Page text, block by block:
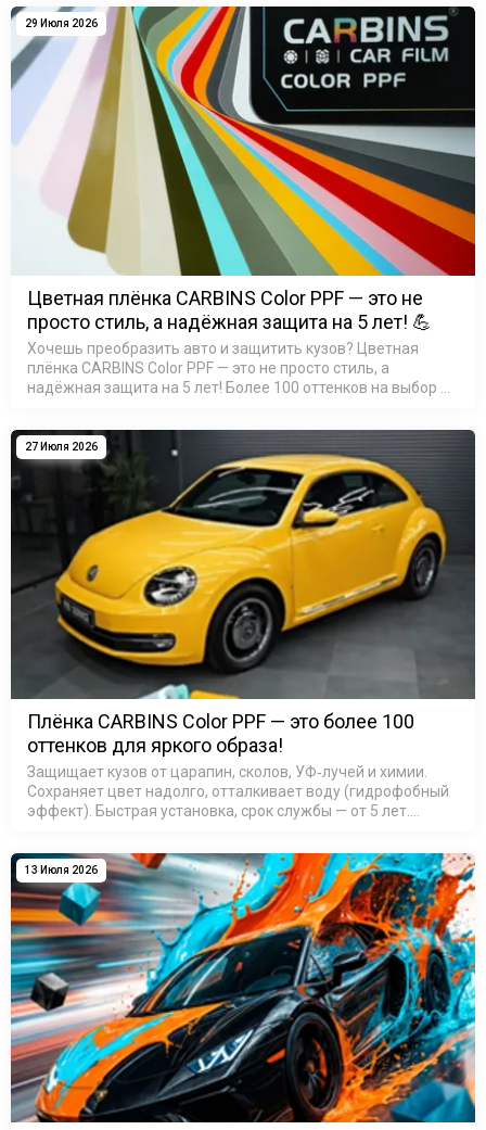
29 Июля 2026
Цветная плёнка CARBINS Color PPF — это не
просто стиль, а надёжная защита на 5 лет! 💪
Хочешь преобразить авто и защитить кузов? Цветная
плёнка CARBINS Color PPF — это не просто стиль, а
надёжная защита на 5 лет! Более 100 оттенков на выбор —
27 Июля 2026
Плёнка CARBINS Color PPF — это более 100
оттенков для яркого образа!
Защищает кузов от царапин, сколов, УФ‑лучей и химии.
Сохраняет цвет надолго, отталкивает воду (гидрофобный
эффект). Быстрая установка, срок службы — от 5 лет.
Подробн…
13 Июля 2026